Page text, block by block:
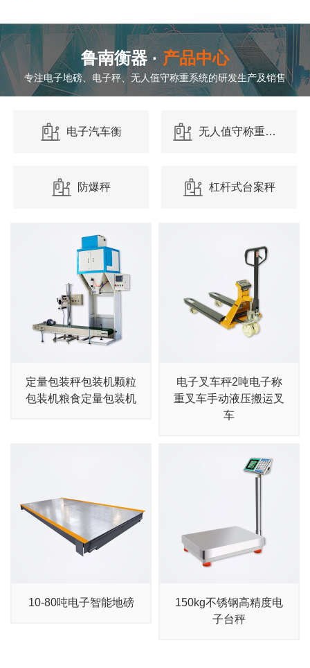
鲁南衡器 · 产品中心
专注电子地磅、电子秤、无人值守称重系统的研发生产及销售
电子汽车衡
无人值守称重系
防爆秤 杠杆式台案秤
定量包装秤包装机颗粒
包装机粮食定量包装机
电子叉车秤2吨电子称
重叉车手动液压搬运叉
车
10-80吨电子智能地磅
150kg不锈钢高精度电
子台秤